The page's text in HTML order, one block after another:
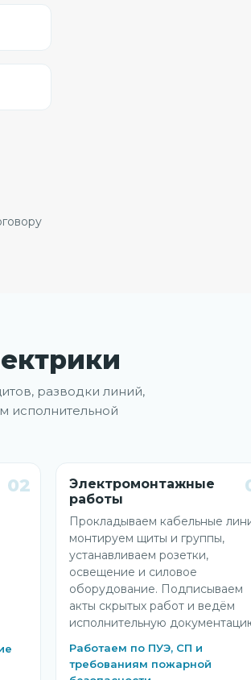
разводки линий,
исполнительной
02
Электромонтажные
работы
Прокладываем кабельные
монтируем щиты и группы,
устанавливаем розетки,
освещение и силовое
оборудование. Подписываем
акты скрытых работ и ведём
исполнительную
Работаем по ПУЭ, СП и
требованиям пожарной